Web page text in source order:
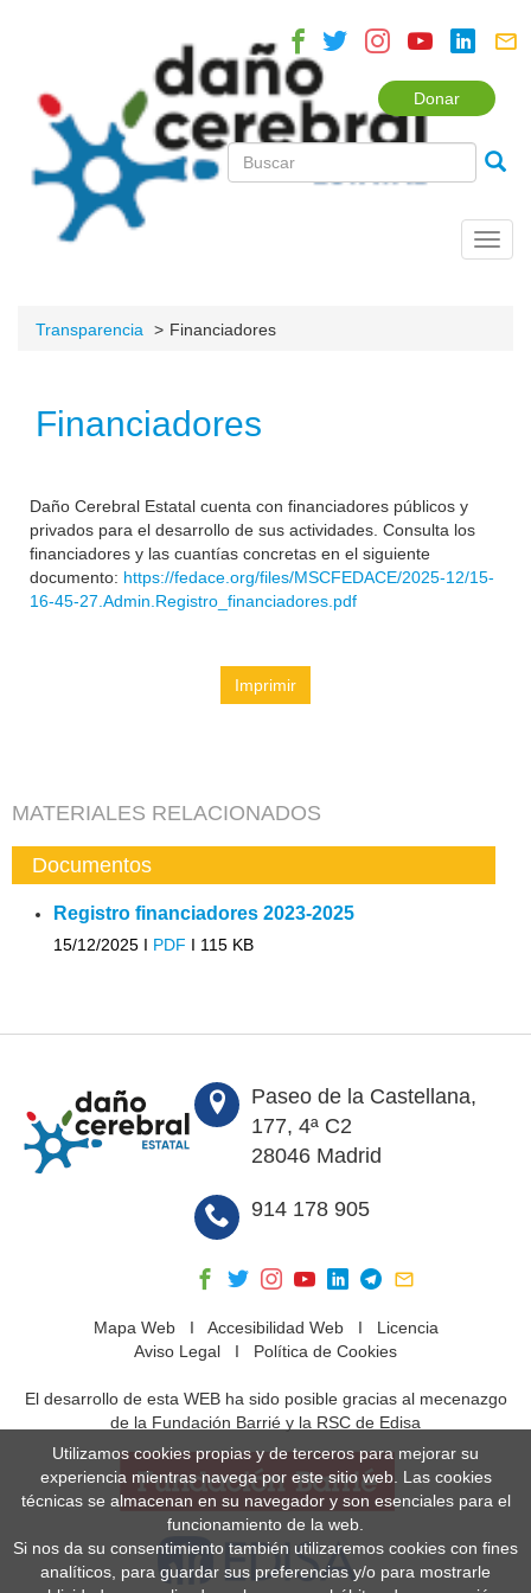
Donar
Transparencia Financiadores
Financiadores
Daño Cerebral Estatal cuenta con financiadores públicos y
privados para el desarrollo de sus actividades. Consulta los
financiadores y las cuantías concretas en el siguiente
documento: https://fedace.org/files/MSCFEDACE/2025-12/15-
16-45-27.Admin.Registro_financiadores.pdf
Imprimir
MATERIALES RELACIONADOS
Documentos
Registro financiadores 2023-2025
15/12/2025 I PDF I 115 KB
Paseo de la Castellana,
177, 4ª C2
28046 Madrid
914 178 905
Mapa WebI Accesibilidad WebI Licencia
Aviso Legal I Política de Cookies
El desarrollo de esta WEB ha sido posible gracias al mecenazgo
de la Fundación Barrié y la RSC de Edisa
Utilizamos cookies propias y de terceros para mejorar su
experiencia mientras navega por este sitio web. Las cookies
técnicas se almacenan en su navegador y son esenciales para el
funcionamiento de la web.
Si nos da su consentimiento también utilizaremos cookies con fines
analíticos, para guardar sus preferencias y/o para mostrarle